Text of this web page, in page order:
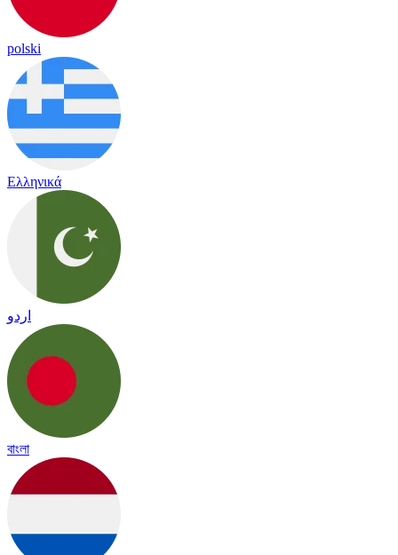
polski
Ελληνικά
اردو
বাংলা